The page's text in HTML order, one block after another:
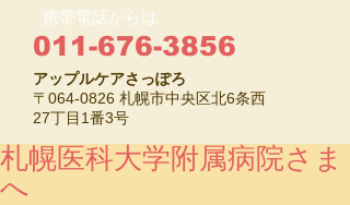
携帯電話からは
011-676-3856
アップルケアさっぽろ
〒064-0826 札幌市中央区北6条西
27丁目1番3号
札幌医科大学附属病院さま
へ